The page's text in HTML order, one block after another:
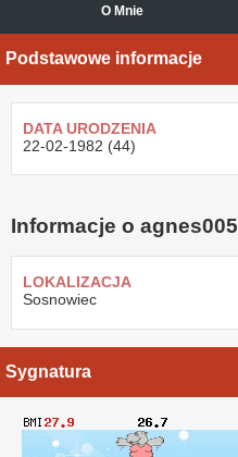
O Mnie
Podstawowe informacje
DATA URODZENIA
22-02-1982 (44)
Informacje o agnes005
LOKALIZACJA
Sosnowiec
Sygnatura